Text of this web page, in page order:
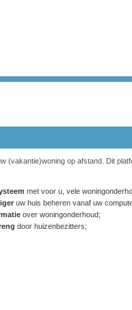
(vakantie)woning op afstand. Dit
met voor u, vele
uw huis beheren vanaf uw
over woningonderhoud;
door huizenbezitters;